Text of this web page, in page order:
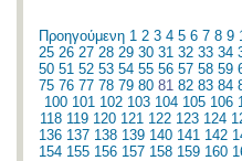
Προηγούμενη 1 2 3 4 5 6 7 8 9
25 26 27 28 29 30 31 32 33 34
50 51 52 53 54 55 56 57 58 59
75 76 77 78 79 80 81 82 83 84
100 101 102 103 104 105 106
118 119 120 121 122 123 124
136 137 138 139 140 141 142
154 155 156 157 158 159 160